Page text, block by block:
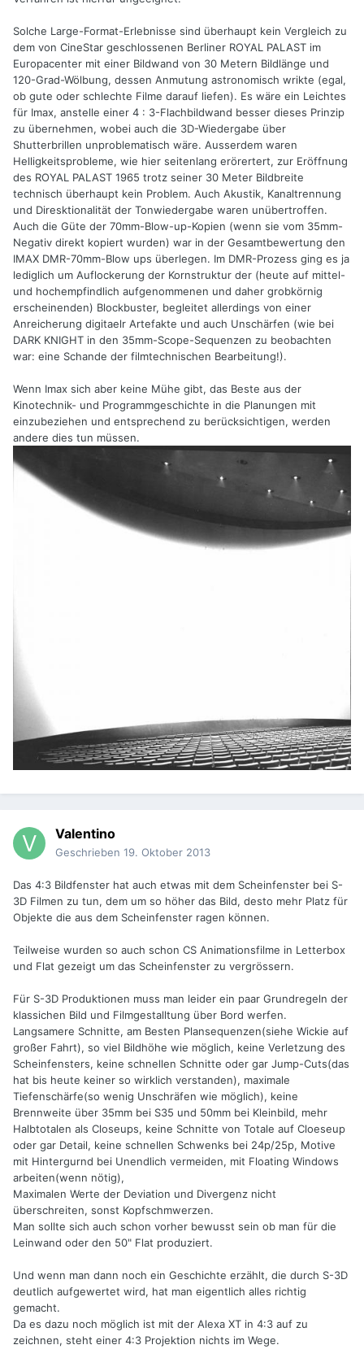
Solche Large-Format-Erlebnisse sind überhaupt kein Vergleich zu
dem von CineStar geschlossenen Berliner ROYAL PALAST im
Europacenter mit einer Bildwand von 30 Metern Bildlänge und
120-Grad-Wölbung, dessen Anmutung astronomisch wrikte (egal,
ob gute oder schlechte Filme darauf liefen). Es wäre ein Leichtes
für Imax, anstelle einer 4 : 3-Flachbildwand besser dieses Prinzip
zu übernehmen, wobei auch die 3D-Wiedergabe über
Shutterbrillen unproblematisch wäre. Ausserdem waren
Helligkeitsprobleme, wie hier seitenlang erörertert, zur Eröffnung
des ROYAL PALAST 1965 trotz seiner 30 Meter Bildbreite
technisch überhaupt kein Problem. Auch Akustik, Kanaltrennung
und Diresktionalität der Tonwiedergabe waren unübertroffen.
Auch die Güte der 70mm-Blow-up-Kopien (wenn sie vom 35mm-
Negativ direkt kopiert wurden) war in der Gesamtbewertung den
IMAX DMR-70mm-Blow ups überlegen. Im DMR-Prozess ging es ja
lediglich um Auflockerung der Kornstruktur der (heute auf mittel-
und hochempfindlich aufgenommenen und daher grobkörnig
erscheinenden) Blockbuster, begleitet allerdings von einer
Anreicherung digitaelr Artefakte und auch Unschärfen (wie bei
DARK KNIGHT in den 35mm-Scope-Sequenzen zu beobachten
war: eine Schande der filmtechnischen Bearbeitung!).
Wenn Imax sich aber keine Mühe gibt, das Beste aus der
Kinotechnik- und Programmgeschichte in die Planungen mit
einzubeziehen und entsprechend zu berücksichtigen, werden
andere dies tun müssen.
Valentino
Geschrieben 19. Oktober 2013
Das 4:3 Bildfenster hat auch etwas mit dem Scheinfenster bei S-
3D Filmen zu tun, dem um so höher das Bild, desto mehr Platz für
Objekte die aus dem Scheinfenster ragen können.
Teilweise wurden so auch schon CS Animationsfilme in Letterbox
und Flat gezeigt um das Scheinfenster zu vergrössern.
Für S-3D Produktionen muss man leider ein paar Grundregeln der
klassichen Bild und Filmgestalltung über Bord werfen.
Langsamere Schnitte, am Besten Plansequenzen(siehe Wickie auf
großer Fahrt), so viel Bildhöhe wie möglich, keine Verletzung des
Scheinfensters, keine schnellen Schnitte oder gar Jump-Cuts(das
hat bis heute keiner so wirklich verstanden), maximale
Tiefenschärfe(so wenig Unschräfen wie möglich), keine
Brennweite über 35mm bei S35 und 50mm bei Kleinbild, mehr
Halbtotalen als Closeups, keine Schnitte von Totale auf Cloeseup
oder gar Detail, keine schnellen Schwenks bei 24p/25p, Motive
mit Hintergurnd bei Unendlich vermeiden, mit Floating Windows
arbeiten(wenn nötig),
Maximalen Werte der Deviation und Divergenz nicht
überschreiten, sonst Kopfschmwerzen.
Man sollte sich auch schon vorher bewusst sein ob man für die
Leinwand oder den 50" Flat produziert.
Und wenn man dann noch ein Geschichte erzählt, die durch S-3D
deutlich aufgewertet wird, hat man eigentlich alles richtig
gemacht.
Da es dazu noch möglich ist mit der Alexa XT in 4:3 auf zu
zeichnen, steht einer 4:3 Projektion nichts im Wege.